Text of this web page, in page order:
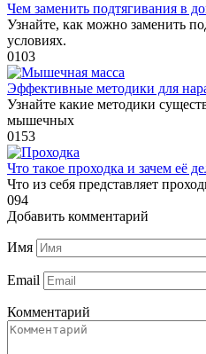
Чем заменить подтягивания в
Узнайте, как можно заменить
условиях.
0103
Эффективные методики для
Узнайте какие методики
мышечных
0153
Что такое проходка и зачем её
Что из себя представляет
094
Добавить комментарий
Имя
Email
Комментарий